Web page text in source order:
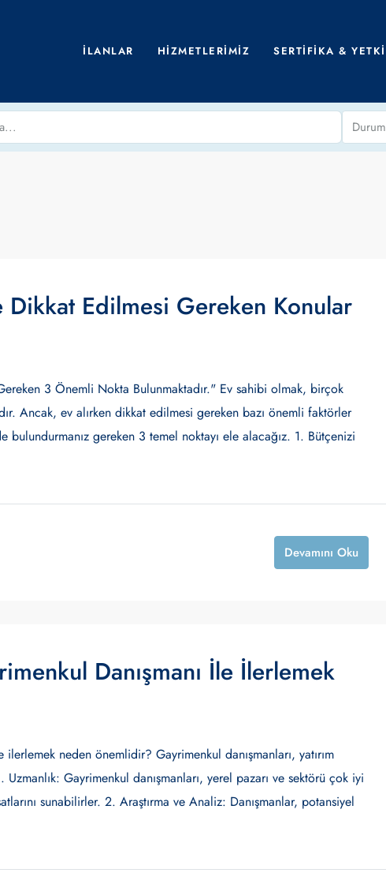
İLANLAR HIZMETLERIMIZ SERTIFIKA & YETKI
Durum
Edilmesi Gereken Konular
3 Önemli Nokta Bulunmaktadır." Ev sahibi olmak, birçok
Ancak, ev alırken dikkat edilmesi gereken bazı önemli faktörler
bulundurmanız gereken 3 temel noktayı ele alacağız. 1. Bütçenizi
Devamını Oku
Danışmanı İle İlerlemek
ilerlemek neden önemlidir? Gayrimenkul danışmanları, yatırım
Gayrimenkul danışmanları, yerel pazarı ve sektörü çok iyi
sunabilirler. 2. Araştırma ve Analiz: Danışmanlar, potansiyel